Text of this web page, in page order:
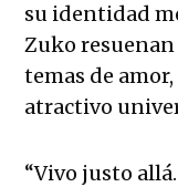
su identidad
Zuko
temas de
atractivo
“Vivo justo